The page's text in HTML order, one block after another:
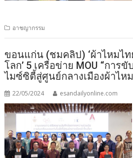
อาชญากรรม
ขอนแก่น (ชมคลิป) ‘ผ้าไหมไ
โลก’ 5 เครือข่าย MOU “การ
ไมซ์ซิตี้สู่ศูนย์กลางเมืองผ้าไห
22/05/2024 esandailyonline.com